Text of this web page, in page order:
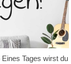
Eines Tages wirst du